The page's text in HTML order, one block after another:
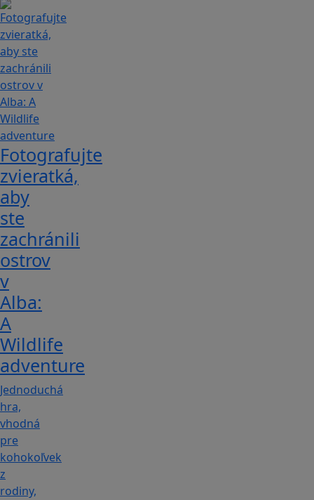
Fotografujte
zvieratká,
aby
ste
zachránili
ostrov
v
Alba:
A
Wildlife
adventure
Jednoduchá
hra,
vhodná
pre
kohokoľvek
z
rodiny,